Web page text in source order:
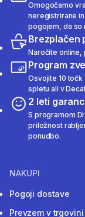
Omogočamo
neregistrirane
pogojem, da so
Brezplačen
Naročite online,
Program
Osvojite 10 točk
spletu ali v
2 leti
S programom
priložnost
ponudbo.
NAKUPI
Pogoji dostave
Prevzem v trgovini